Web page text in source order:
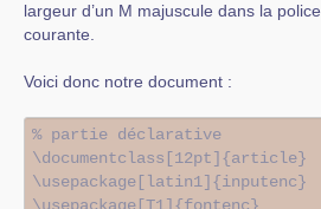
largeur d’un M majuscule dans la police
courante.
Voici donc notre document :